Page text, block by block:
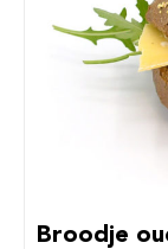
Broodje